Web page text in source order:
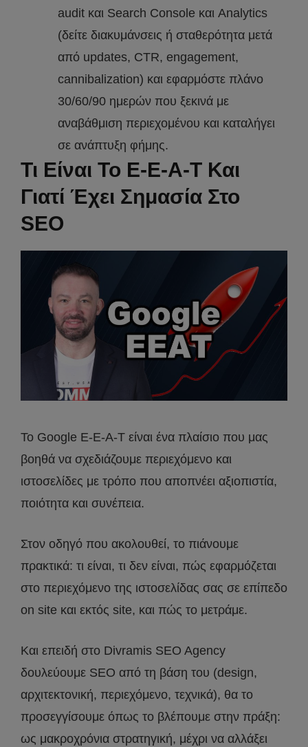
audit και Search Console και Analytics
(δείτε διακυμάνσεις ή σταθερότητα μετά
από updates, CTR, engagement,
cannibalization) και εφαρμόστε πλάνο
30/60/90 ημερών που ξεκινά με
αναβάθμιση περιεχομένου και καταλήγει
σε ανάπτυξη φήμης.
Τι Είναι Το E-E-A-T Και
Γιατί Έχει Σημασία Στο
SEO
Το Google E-E-A-T είναι ένα πλαίσιο που μας
βοηθά να σχεδιάζουμε περιεχόμενο και
ιστοσελίδες με τρόπο που αποπνέει αξιοπιστία,
ποιότητα και συνέπεια.
Στον οδηγό που ακολουθεί, το πιάνουμε
πρακτικά: τι είναι, τι δεν είναι, πώς εφαρμόζεται
στο περιεχόμενο της ιστοσελίδας σας σε επίπεδο
on site και εκτός site, και πώς το μετράμε.
Και επειδή στο Divramis SEO Agency
δουλεύουμε SEO από τη βάση του (design,
αρχιτεκτονική, περιεχόμενο, τεχνικά), θα το
προσεγγίσουμε όπως το βλέπουμε στην πράξη:
ως μακροχρόνια στρατηγική, μέχρι να αλλάξει